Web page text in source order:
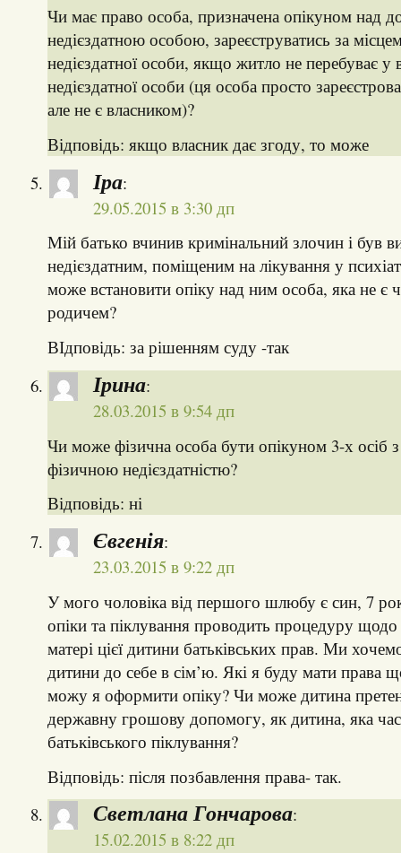
Чи має право особа, призначена опікуном над
недієздатною особою, зареєструватись за
недієздатної особи, якщо житло не перебуває у
недієздатної особи (ця особа просто
але не є власником)?
Відповідь: якщо власник дає згоду, то може
Іра:
29.05.2015 в 3:30 дп
Мій батько вчинив кримінальний злочин і був
недієздатним, поміщеним на лікування у
може встановити опіку над ним особа, яка не є
родичем?
ВІдповідь: за рішенням суду -так
Ірина:
28.03.2015 в 9:54 дп
Чи може фізична особа бути опікуном 3-х осіб
фізичною недієздатністю?
Відповідь: ні
Євгенія:
23.03.2015 в 9:22 дп
У мого чоловіка від першого шлюбу є син, 7
опіки та піклування проводить процедуру
матері цієї дитини батьківських прав. Ми
дитини до себе в сім’ю. Які я буду мати права
можу я оформити опіку? Чи може дитина
державну грошову допомогу, як дитина, яка
батьківського піклування?
Відповідь: після позбавлення права- так.
Светлана Гончарова:
15.02.2015 в 8:22 дп